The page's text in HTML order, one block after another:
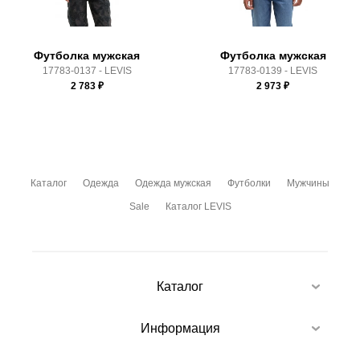
Футболка мужская
17783-0137 - LEVIS
2 783₽
Футболка мужская
17783-0139 - LEVIS
2 973 ₽
Каталог Одежда Одежда мужская Футболки Мужчины
Sale Каталог LEVIS
Каталог
Информация